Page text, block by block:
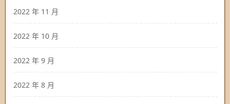
2022 年 11 月
2022 年 10 月
2022 年 9 月
2022 年 8 月